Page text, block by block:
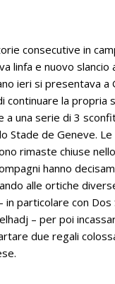
consecutive in
linfa e nuovo slancio
ieri si presentava a
continuare la propria
a una serie di 3
Stade de Geneve. Le
rimaste chiuse
hanno
alle ortiche
in particolare con Dos
– per poi
due regali